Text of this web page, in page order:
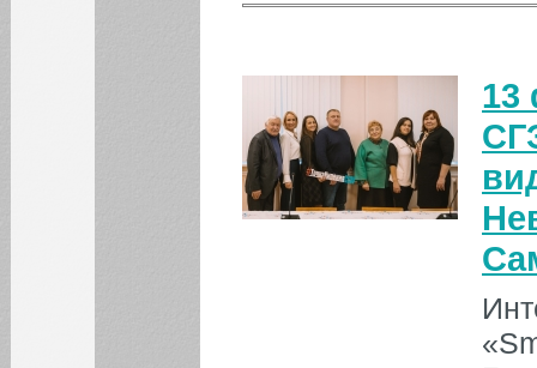
28 29 30
БИБЛИОТЕКА
ИНСТИТУТЫ
13